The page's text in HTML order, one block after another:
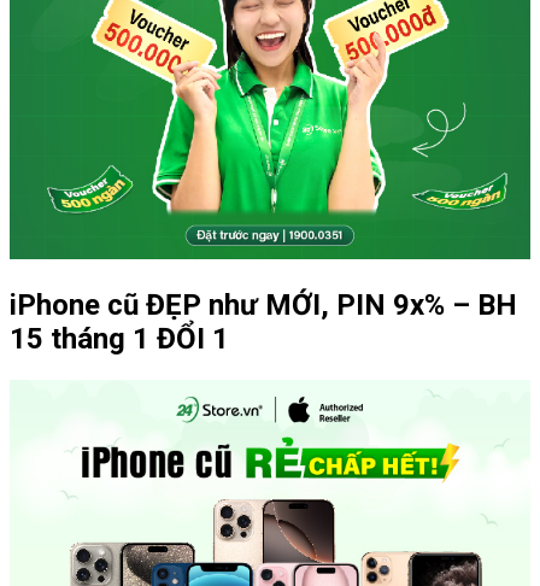
iPhone cũ ĐẸP như MỚI, PIN 9x% – BH
15 tháng 1 ĐỔI 1